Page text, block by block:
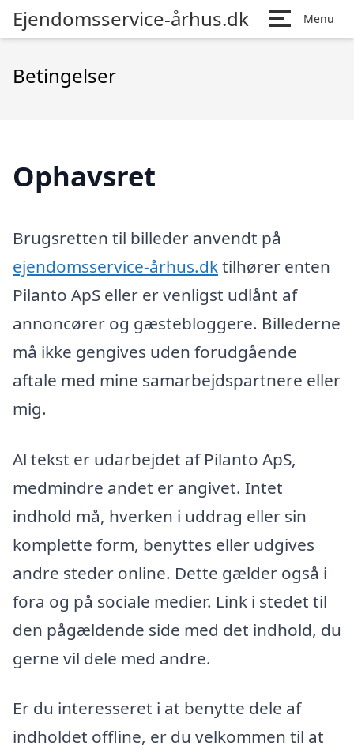
Ejendomsservice-århus.dk Menu
Betingelser
Ophavsret
Brugsretten til billeder anvendt på
ejendomsservice-århus.dktilhører enten
Pilanto ApS eller er venligst udlånt af
annoncører og gæstebloggere. Billederne
må ikke gengives uden forudgående
aftale med mine samarbejdspartnere eller
mig.
Al tekst er udarbejdet af Pilanto ApS,
medmindre andet er angivet. Intet
indhold må, hverken i uddrag eller sin
komplette form, benyttes eller udgives
andre steder online. Dette gælder også i
fora og på sociale medier. Link i stedet til
den pågældende side med det indhold, du
gerne vil dele med andre.
Er du interesseret i at benytte dele af
indholdet offline, er du velkommen til at